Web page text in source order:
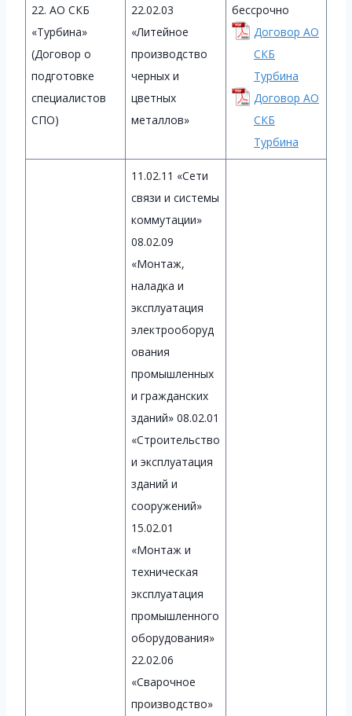
22. АО СКБ
«Турбина»
(Договор о
подготовке
специалистов
СПО)
22.02.03
«Литейное
производство
черных и
цветных
металлов»
бессрочно
Договор АО
СКБ
Турбина
Договор АО
СКБ
Турбина
11.02.11 «Сети
связи и системы
коммутации»
08.02.09
«Монтаж,
наладка и
эксплуатация
электрооборуд
ования
промышленных
и гражданских
зданий» 08.02.01
«Строительство
и эксплуатация
зданий и
сооружений»
15.02.01
«Монтаж и
техническая
эксплуатация
промышленного
оборудования»
22.02.06
«Сварочное
производство»